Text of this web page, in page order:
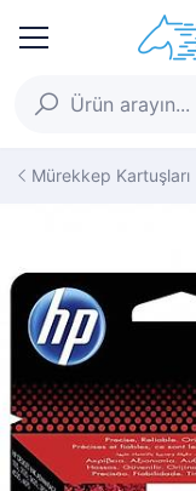
Mürekkep Kartuşları